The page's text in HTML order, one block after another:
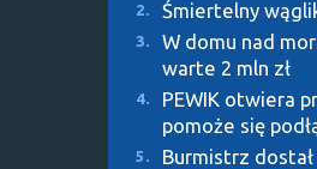
2. Śmiertelny
3.
W domu nad
warte 2 mln zł
4.
PEWIK otwiera
pomoże się
5. Burmistrz